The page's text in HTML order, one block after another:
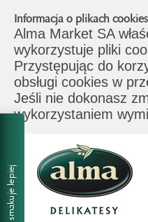
Informacja o plikach cookies
Alma Market SA
wykorzystuje pliki
Przystępując do
obsługi cookies w
Jeśli nie dokonasz
wykorzystaniem